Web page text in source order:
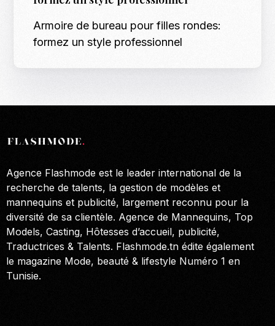
Armoire de bureau pour filles rondes:
formez un style professionnel
Agence Flashmode est le leader international de la
recherche de talents, la gestion de modèles et
mannequins et publicité, largement reconnu pour la
diversité de sa clientèle. Agence de Mannequins, Top
Models, Casting, Hôtesses d’accueil, publicité,
Traductrices & Talents. Flashmode.tn édite également
le magazine Mode, beauté & lifestyle Numéro 1 en
Tunisie.